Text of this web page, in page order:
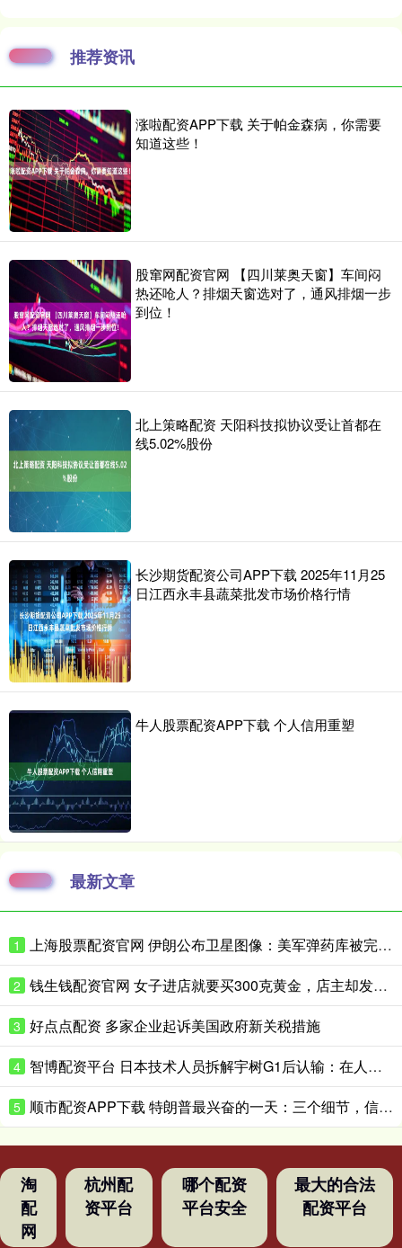
推荐资讯
涨啦配资APP下载 关于帕金森病，你需要
知道这些！
股窜网配资官网 【四川莱奥天窗】车间闷
热还呛人？排烟天窗选对了，通风排烟一步
到位！
北上策略配资 天阳科技拟协议受让首都在
线5.02%股份
长沙期货配资公司APP下载 2025年11月25
日江西永丰县蔬菜批发市场价格行情
牛人股票配资APP下载 个人信用重塑
最新文章
1 上海股票配资官网 伊朗公布卫星图像：美军弹药库被完全摧毁
2 钱生钱配资官网 女子进店就要买300克黄金，店主却发现一个反常细节
3 好点点配资 多家企业起诉美国政府新关税措施
4 智博配资平台 日本技术人员拆解宇树G1后认输：在人形机器人领域，日本想在短时间内缩小与中国的差距“恐怕并不现实”
5 顺市配资APP下载 特朗普最兴奋的一天：三个细节，信息量很大
淘
配
网
杭州配
资平台
哪个配资
平台安全
最大的合法
配资平台